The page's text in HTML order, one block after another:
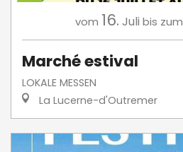
vom 16. Juli bis zum
Marché estival
LOKALE MESSEN
La Lucerne-d'Outremer